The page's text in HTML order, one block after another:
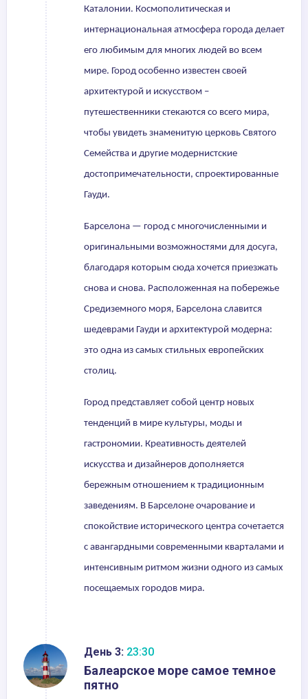
Каталонии. Космополитическая и
интернациональная атмосфера города делает
его любимым для многих людей во всем
мире. Город особенно известен своей
архитектурой и искусством –
путешественники стекаются со всего мира,
чтобы увидеть знаменитую церковь Святого
Семейства и другие модернистские
достопримечательности, спроектированные
Гауди.
Барселона — город с многочисленными и
оригинальными возможностями для досуга,
благодаря которым сюда хочется приезжать
снова и снова. Расположенная на побережье
Средиземного моря, Барселона славится
шедеврами Гауди и архитектурой модерна:
это одна из самых стильных европейских
столиц.
Город представляет собой центр новых
тенденций в мире культуры, моды и
гастрономии. Креативность деятелей
искусства и дизайнеров дополняется
бережным отношением к традиционным
заведениям. В Барселоне очарование и
спокойствие исторического центра сочетается
с авангардными современными кварталами и
интенсивным ритмом жизни одного из самых
посещаемых городов мира.
День 3: 23:30
Балеарское море самое темное
пятно